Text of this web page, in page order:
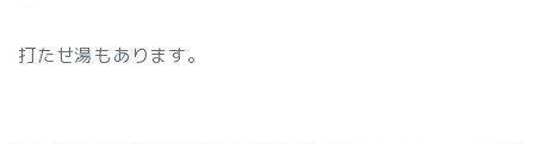
打たせ湯もあります。